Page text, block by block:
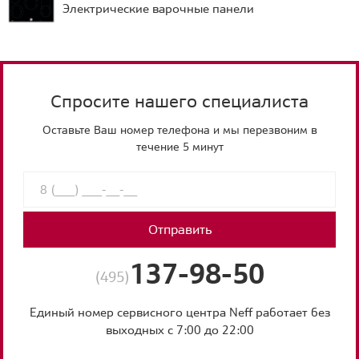
Электрические варочные панели
Спросите нашего специалиста
Оставьте Ваш номер телефона и мы перезвоним в
течение 5 минут
Отправить
(495) 137-98-50
Единый номер сервисного центра Neff работает без
выходных с 7:00 до 22:00